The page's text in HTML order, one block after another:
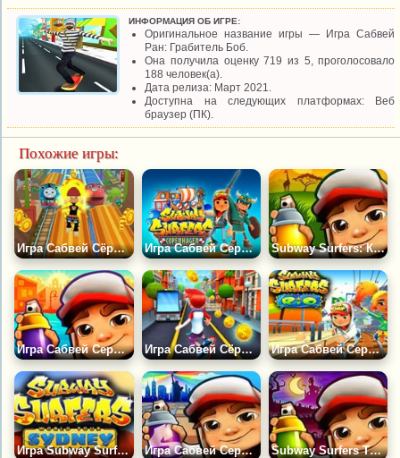
ИНФОРМАЦИЯ ОБ ИГРЕ:
Оригинальное название игры — Игра Сабвей
Ран: Грабитель Боб.
Она получила оценку 719 из 5, проголосовало
188 человек(а).
Дата релиза: Март 2021.
Доступна на следующих платформах: Веб
браузер (ПК).
Похожие игры:
Игра Сабвей Сёрф на Железной Дороге Игра Сабвей Серф Копенгаген Subway Surfers: Кения
Игра Сабвей Серф Буенос Айрес Игра Сабвей Сёрф: Копия Игра Cабвей Cерф Рио
Игра Subway Surfers Сидней Игра Сабвей Серф: Нью-Йорк 2023 Subway Surfers Трансильвания